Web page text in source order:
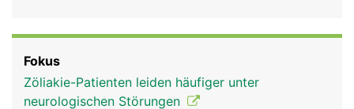
Rubriken
überzogen und werden von Bändern
zusammengehalten. Weitere feste Bänder
verbinden die Handwurzelknochen mit der Elle und
Fokus
Zöliakie-Patienten leiden häufiger unter
neurologischen Störungen